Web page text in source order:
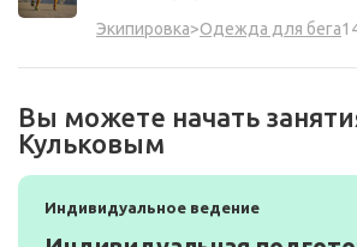
Экипировка>Одежда для бега
Вы можете начать
Кульковым
Индивидуальное ведение